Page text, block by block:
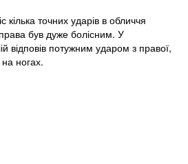
кілька точних ударів в обличчя
був дуже болісним. У
відповів потужним ударом з правої,
ногах.